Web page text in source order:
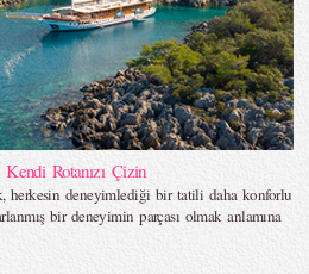
Rotanızı Çizin
herkesin deneyimlediği bir tatili daha konforlu
bir deneyimin parçası olmak anlamına